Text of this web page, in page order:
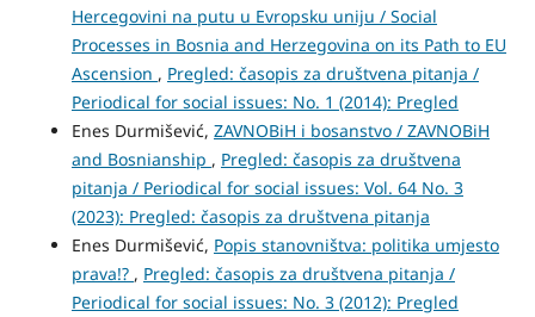
Hercegovini na putu u Evropsku uniju / Social
Processes in Bosnia and Herzegovina on its Path to EU
Ascension , Pregled: časopis za društvena pitanja /
Periodical for social issues: No. 1 (2014): Pregled
Enes Durmišević, ZAVNOBiH i bosanstvo / ZAVNOBiH
and Bosnianship , Pregled: časopis za društvena
pitanja / Periodical for social issues: Vol. 64 No. 3
(2023): Pregled: časopis za društvena pitanja
Enes Durmišević, Popis stanovništva: politika umjesto
prava!? , Pregled: časopis za društvena pitanja /
Periodical for social issues: No. 3 (2012): Pregled